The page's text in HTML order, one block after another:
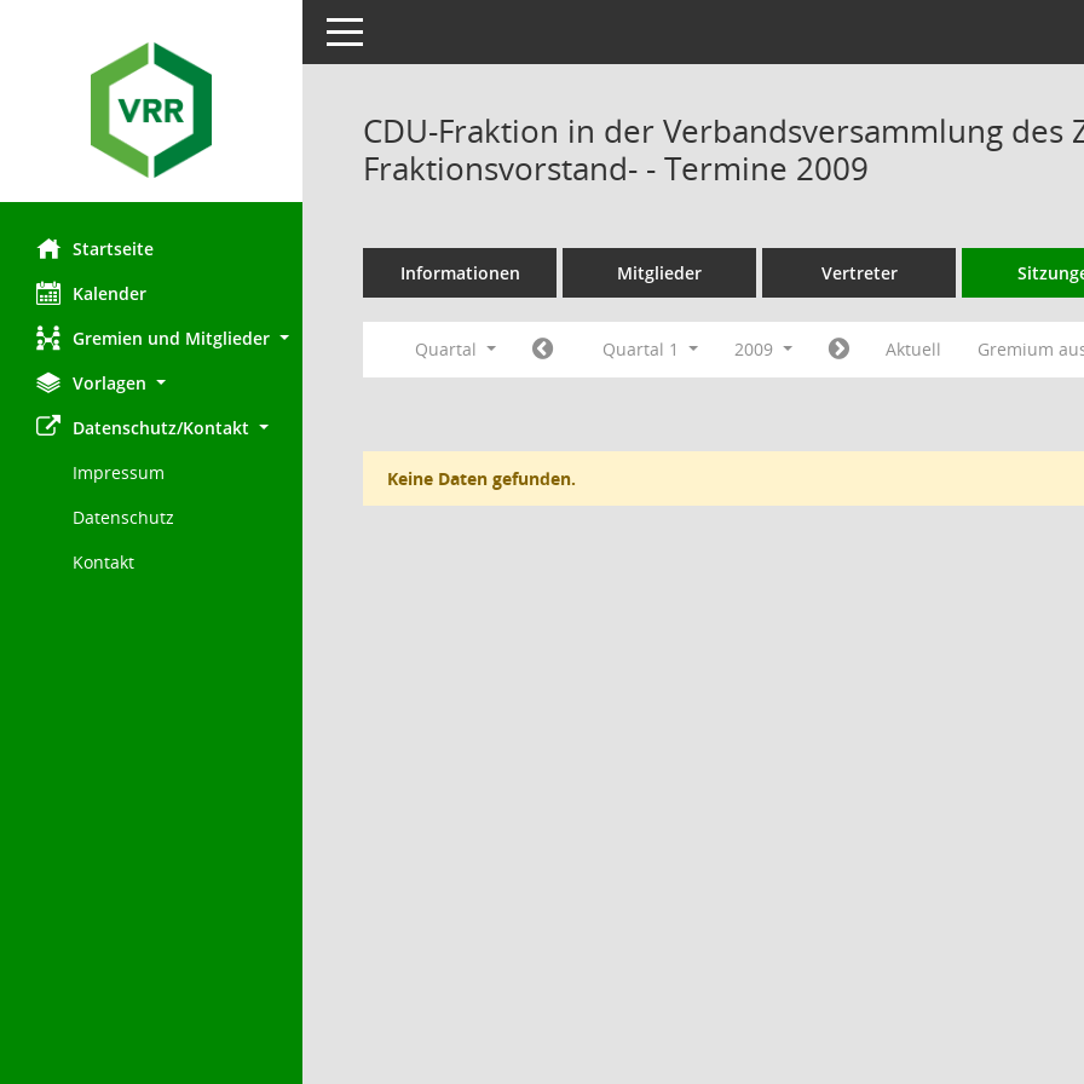
Startseite
Kalender
Gremien und Mitglieder
Vorlagen
Datenschutz/Kontakt
Impressum
Datenschutz
Kontakt
Toggle navigation
CDU-Fraktion in der Verbandsversammlung des
Fraktionsvorstand- - Termine 2009
Informationen Mitglieder Vertreter
Quartal Quartal 1 2009 Aktuell Gremium
Keine Daten gefunden.